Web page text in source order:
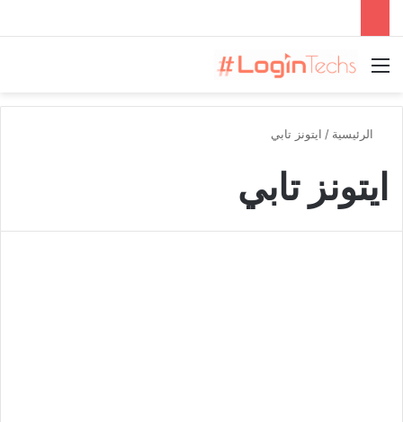
القائمة
الرئيسية / ايتونز تابي
ايتونز تابي